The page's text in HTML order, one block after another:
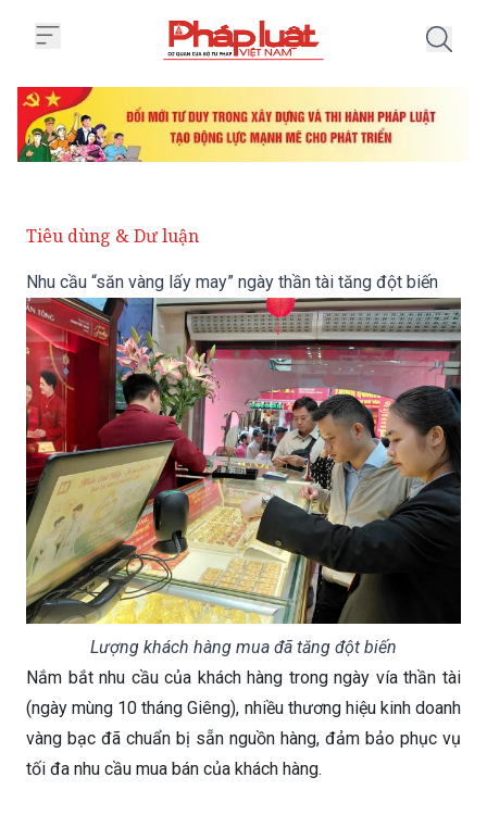
Tiêu dùng & Dư luận
Nhu cầu “săn vàng lấy may” ngày thần tài tăng đột biến
Lượng khách hàng mua đã tăng đột biến
Nắm bắt nhu cầu của khách hàng trong ngày vía thần tài
(ngày mùng 10 tháng Giêng), nhiều thương hiệu kinh doanh
vàng bạc đã chuẩn bị sẵn nguồn hàng, đảm bảo phục vụ
tối đa nhu cầu mua bán của khách hàng.